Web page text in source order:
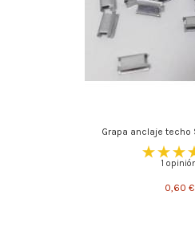
Grapa anclaje techo
1
0,60 €